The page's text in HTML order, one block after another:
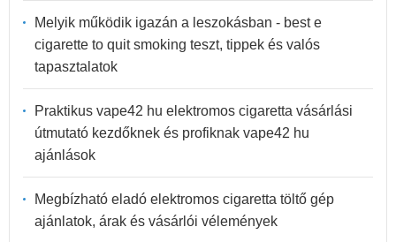
Melyik működik igazán a leszokásban - best e
cigarette to quit smoking teszt, tippek és valós
tapasztalatok
Praktikus vape42 hu elektromos cigaretta vásárlási
útmutató kezdőknek és profiknak vape42 hu
ajánlások
Megbízható eladó elektromos cigaretta töltő gép
ajánlatok, árak és vásárlói vélemények